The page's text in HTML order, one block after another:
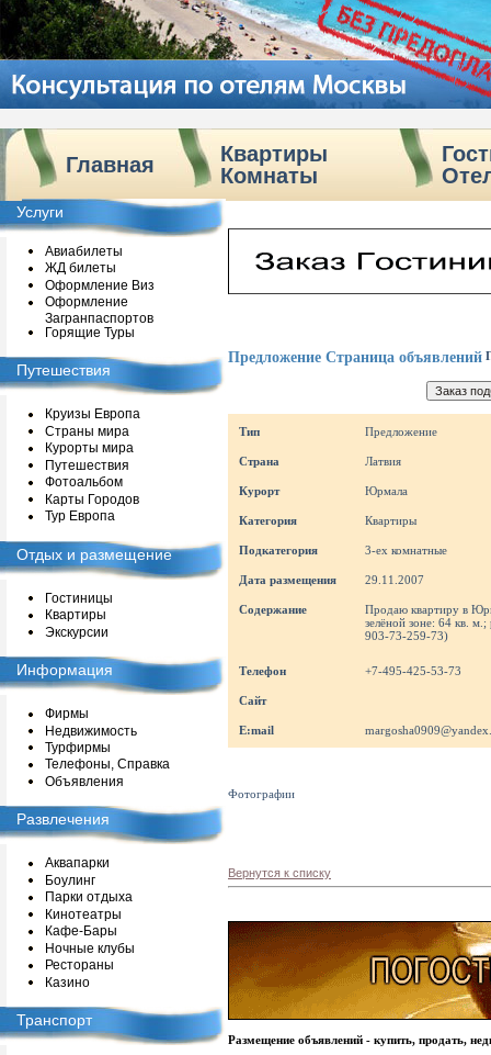
Главная
Квартиры
Комнаты
Услуги
Авиабилеты
ЖД билеты
Оформление Виз
Оформление
Загранпаспортов
Горящие Туры
Путешествия
Круизы Европа
Страны мира
Курорты мира
Путешествия
Фотоальбом
Карты Городов
Тур Европа
Отдых и размещение
Гостиницы
Квартиры
Экскурсии
Информация
Фирмы
Недвижимость
Турфирмы
Телефоны, Справка
Объявления
Развлечения
Аквапарки
Боулинг
Парки отдыха
Кинотеатры
Кафе-Бары
Ночные клубы
Рестораны
Казино
Транспорт
Предложение Страница объявлений
Тип Предложение
Страна Латвия
Курорт Юрмала
Категория Квартиры
Подкатегория 3-ех комнатные
Дата размещения 29.11.2007
Содержание
Продаю квартиру в
зелёной зоне: 64 кв.
903-73-259-73)
Телефон +7-495-425-53-73
Сайт
E:mail
Фотографии
Вернутся к списку
Размещение объявлений - купить, продать,